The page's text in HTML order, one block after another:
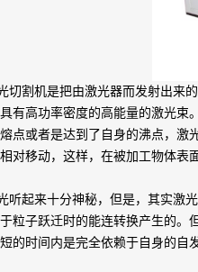
割机是把由激光器而发射出来的
有高功率密度的高能量的激光束
点或者是达到了自身的沸点，激
对移动，这样，在被加工物体表
起来十分神秘，但是，其实激光
粒子跃迁时的能连转换产生的。
的时间内是完全依赖于自身的自